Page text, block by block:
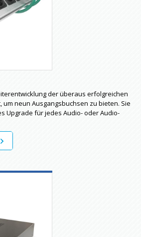
der überaus erfolgreichen
neun Ausgangsbuchsen zu bieten. Sie
Upgrade für jedes Audio- oder Audio-